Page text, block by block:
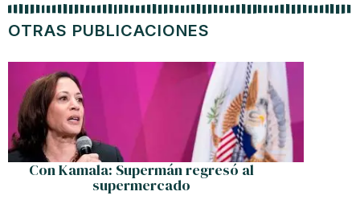
OTRAS PUBLICACIONES
Con Kamala: Supermán regresó al
supermercado